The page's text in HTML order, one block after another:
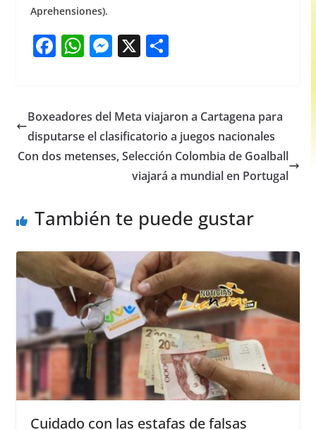
Aprehensiones).
F
e
b
o
W
s
A
p
M
e
n
g
er
X S
e
Boxeadores del Meta viajaron a Cartagena para
disputarse el clasificatorio a juegos nacionales
Con dos metenses, Selección Colombia de Goalball
viajará a mundial en Portugal
También te puede gustar
Cuidado con las estafas de falsas